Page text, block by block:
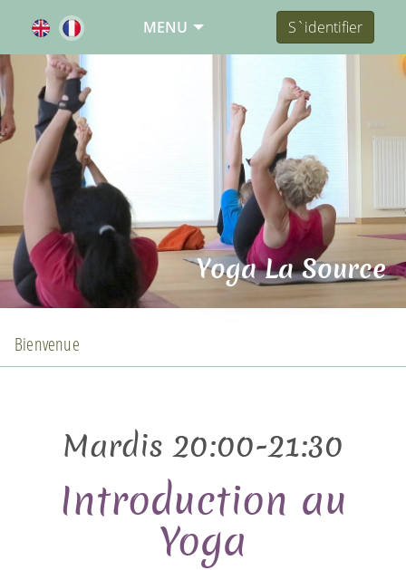
MENU S`identifier
Yoga La Source
Bienvenue
Mardis 20:00-21:30
Introduction au
Yoga